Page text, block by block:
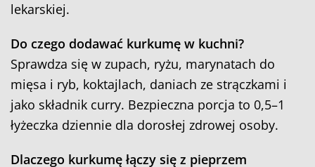
lekarskiej.
Do czego dodawać kurkumę w kuchni?
Sprawdza się w zupach, ryżu, marynatach do
mięsa i ryb, koktajlach, daniach ze strączkami i
jako składnik curry. Bezpieczna porcja to 0,5–1
łyżeczka dziennie dla dorosłej zdrowej osoby.
Dlaczego kurkumę łączy się z pieprzem